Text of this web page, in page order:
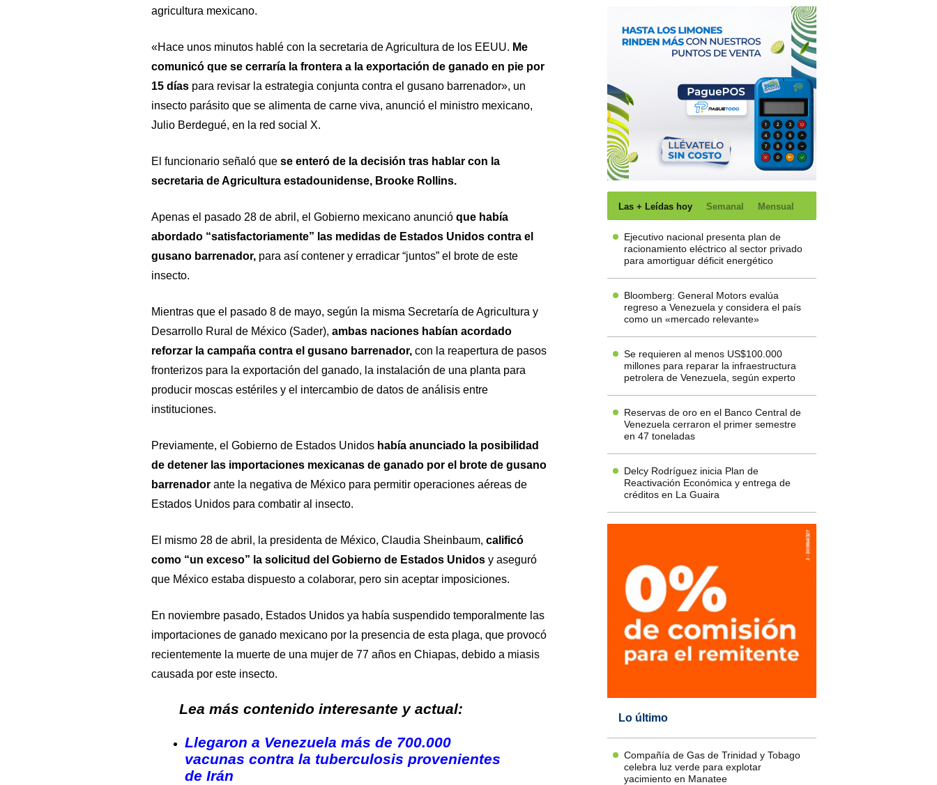
agricultura mexicano.
«Hace unos minutos hablé con la secretaria de Agricultura de los EEUU. Me
comunicó que se cerraría la frontera a la exportación de ganado en pie por
15 días para revisar la estrategia conjunta contra el gusano barrenador», un
insecto parásito que se alimenta de carne viva, anunció el ministro mexicano,
Julio Berdegué, en la red social X.
El funcionario señaló que se enteró de la decisión tras hablar con la
secretaria de Agricultura estadounidense, Brooke Rollins.
Apenas el pasado 28 de abril, el Gobierno mexicano anunció que había
abordado “satisfactoriamente” las medidas de Estados Unidos contra el
gusano barrenador,para así contener y erradicar “juntos” el brote de este
insecto.
Mientras que el pasado 8 de mayo, según la misma Secretaría de Agricultura y
Desarrollo Rural de México (Sader), ambas naciones habían acordado
reforzar la campaña contra el gusano barrenador, con la reapertura de pasos
fronterizos para la exportación del ganado, la instalación de una planta para
producir moscas estériles y el intercambio de datos de análisis entre
instituciones.
Previamente, el Gobierno de Estados Unidos había anunciado la posibilidad
de detener las importaciones mexicanas de ganado por el brote de gusano
barrenadorante la negativa de México para permitir operaciones aéreas de
Estados Unidos para combatir al insecto.
El mismo 28 de abril, la presidenta de México, Claudia Sheinbaum, calificó
como “un exceso” la solicitud del Gobierno de Estados Unidosy aseguró
que México estaba dispuesto a colaborar, pero sin aceptar imposiciones.
En noviembre pasado, Estados Unidos ya había suspendido temporalmente las
importaciones de ganado mexicano por la presencia de esta plaga, que provocó
recientemente la muerte de una mujer de 77 años en Chiapas, debido a miasis
causada por este insecto.
Lea más contenido interesante y actual:
Llegaron a Venezuela más de 700.000
vacunas contra la tuberculosis provenientes
de Irán
Las + Leídas hoy Semanal Mensual
Ejecutivo nacional presenta plan de
racionamiento eléctrico al sector privado
para amortiguar déficit energético
Bloomberg: General Motors evalúa
regreso a Venezuela y considera el país
como un «mercado relevante»
Se requieren al menos US$100.000
millones para reparar la infraestructura
petrolera de Venezuela, según experto
Reservas de oro en el Banco Central de
Venezuela cerraron el primer semestre
en 47 toneladas
Delcy Rodríguez inicia Plan de
Reactivación Económica y entrega de
créditos en La Guaira
Lo último
Compañía de Gas de Trinidad y Tobago
celebra luz verde para explotar
yacimiento en Manatee